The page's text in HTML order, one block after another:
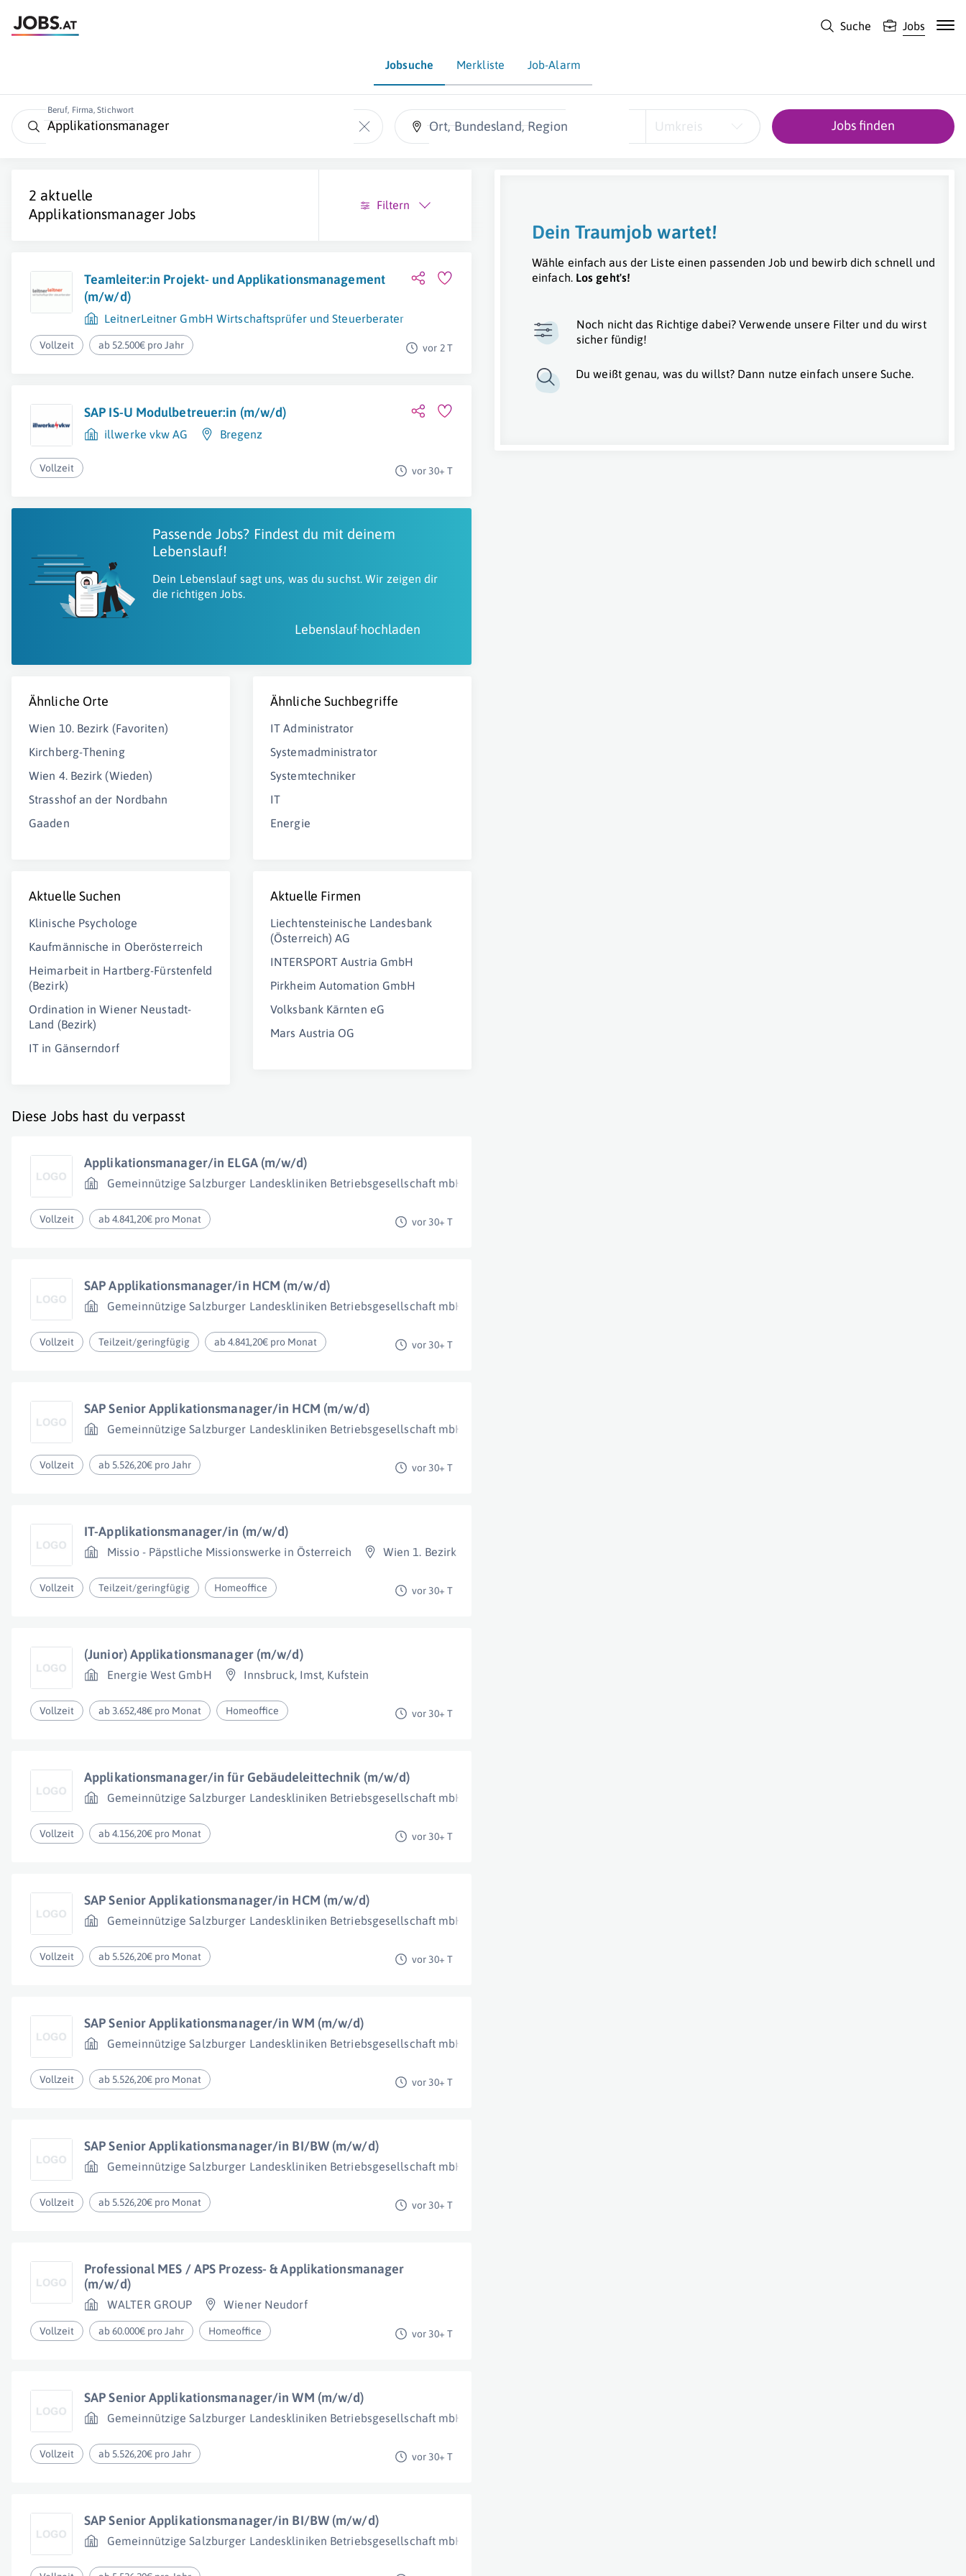
Suche Jobs
Jobsuche Merkliste Job-Alarm
Beruf, Firma, Stichwort
Ort, Bundesland, Region Umkreis Jobs finden
2 aktuelle
ApplikationsmanagerJobs
Filtern
Teamleiter:in Projekt- und Applikationsmanagement
(m/w/d)
LeitnerLeitner GmbH Wirtschaftsprüfer und Steuerberater
Vollzeit ab 52.500€ pro Jahr vor 2 T
SAP IS-U Modulbetreuer:in (m/w/d)
illwerke vkw AG Bregenz
Vollzeit vor 30+ T
Passende Jobs? Findest du mit deinem
Lebenslauf!
Dein Lebenslauf sagt uns, was du suchst. Wir zeigen dir
die richtigen Jobs.
Lebenslauf hochladen
Ähnliche Orte
Wien 10. Bezirk (Favoriten)
Kirchberg-Thening
Wien 4. Bezirk (Wieden)
Strasshof an der Nordbahn
Gaaden
Ähnliche Suchbegriffe
IT Administrator
Systemadministrator
Systemtechniker
IT
Energie
Aktuelle Suchen
Klinische Psychologe
Kaufmännische in Oberösterreich
Heimarbeit in Hartberg-Fürstenfeld
(Bezirk)
Ordination in Wiener Neustadt-
Land (Bezirk)
IT in Gänserndorf
Aktuelle Firmen
Liechtensteinische Landesbank
(Österreich) AG
INTERSPORT Austria GmbH
Pirkheim Automation GmbH
Volksbank Kärnten eG
Mars Austria OG
Diese Jobs hast du verpasst
Applikationsmanager/in ELGA (m/w/d)
Gemeinnützige Salzburger Landeskliniken Betriebsgesellschaft mbH
Vollzeit ab 4.841,20€ pro Monat vor 30+ T
SAP Applikationsmanager/in HCM (m/w/d)
Gemeinnützige Salzburger Landeskliniken Betriebsgesellschaft mbH
Vollzeit Teilzeit/geringfügig ab 4.841,20€ pro Monat vor 30+ T
SAP Senior Applikationsmanager/in HCM (m/w/d)
Gemeinnützige Salzburger Landeskliniken Betriebsgesellschaft mbH
Vollzeit ab 5.526,20€ pro Jahr vor 30+ T
IT-Applikationsmanager/in (m/w/d)
Missio - Päpstliche Missionswerke in Österreich Wien 1. Bezirk (Innere Stadt)
Vollzeit Teilzeit/geringfügig Homeoffice vor 30+ T
(Junior) Applikationsmanager (m/w/d)
Energie West GmbH Innsbruck, Imst, Kufstein
Vollzeit ab 3.652,48€ pro Monat Homeoffice vor 30+ T
Applikationsmanager/in für Gebäudeleittechnik (m/w/d)
Gemeinnützige Salzburger Landeskliniken Betriebsgesellschaft mbH
Vollzeit ab 4.156,20€ pro Monat vor 30+ T
SAP Senior Applikationsmanager/in HCM (m/w/d)
Gemeinnützige Salzburger Landeskliniken Betriebsgesellschaft mbH
Vollzeit ab 5.526,20€ pro Monat vor 30+ T
SAP Senior Applikationsmanager/in WM (m/w/d)
Gemeinnützige Salzburger Landeskliniken Betriebsgesellschaft mbH
Vollzeit ab 5.526,20€ pro Monat vor 30+ T
SAP Senior Applikationsmanager/in BI/BW (m/w/d)
Gemeinnützige Salzburger Landeskliniken Betriebsgesellschaft mbH
Vollzeit ab 5.526,20€ pro Monat vor 30+ T
Professional MES / APS Prozess- & Applikationsmanager
(m/w/d)
WALTER GROUP Wiener Neudorf
Vollzeit ab 60.000€ pro Jahr Homeoffice vor 30+ T
SAP Senior Applikationsmanager/in WM (m/w/d)
Gemeinnützige Salzburger Landeskliniken Betriebsgesellschaft mbH
Vollzeit ab 5.526,20€ pro Jahr vor 30+ T
SAP Senior Applikationsmanager/in BI/BW (m/w/d)
Gemeinnützige Salzburger Landeskliniken Betriebsgesellschaft mbH
Dein Traumjob wartet!
Wähle einfach aus der Liste einen passenden Job und bewirb dich schnell und
einfach. Los geht's!
Noch nicht das Richtige dabei? Verwende unsere Filter und du wirst
sicher fündig!
Du weißt genau, was du willst? Dann nutze einfach unsere Suche.